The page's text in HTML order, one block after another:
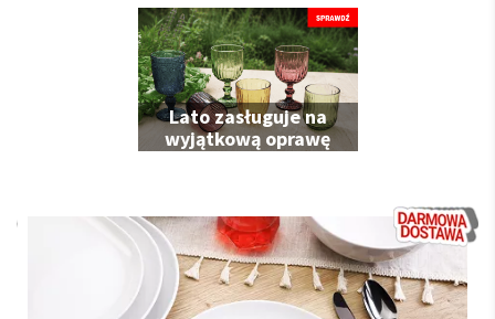
Lato zasługuje na
wyjątkową oprawę